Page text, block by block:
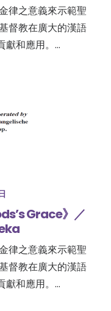
律之意義來示範聖
督教在廣大的漢語
獻和應用。…
Grace》／
律之意義來示範聖
督教在廣大的漢語
獻和應用。…